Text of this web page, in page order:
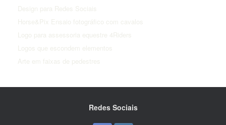
Design para Redes Sociais
Horse&Pix Ensaio fotográfico com cavalos
Logo para assessoria equestre 4Riders
Logos que escondem elementos
Arte em faixas de pedestres
Redes Sociais